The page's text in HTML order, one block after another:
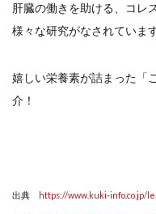
肝臓の働きを助ける、コレ
様々な研究がなされています
嬉しい栄養素が詰まった「
介！
出典 https://www.kuki-